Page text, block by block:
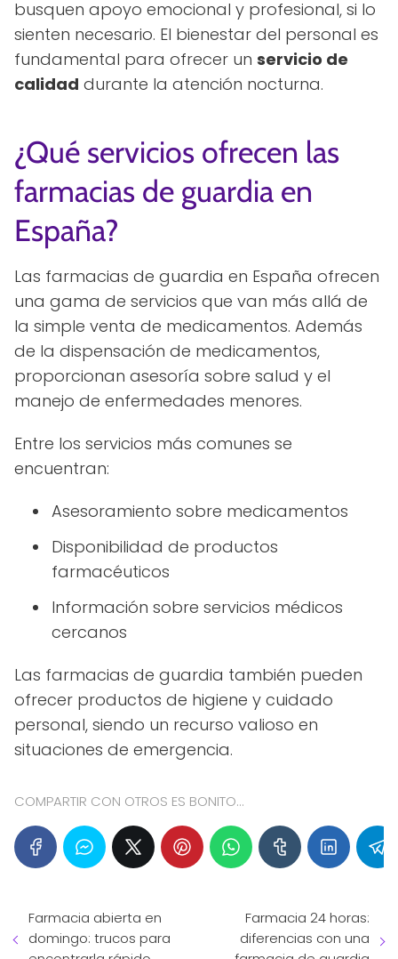
busquen apoyo emocional y profesional, si lo
sienten necesario. El bienestar del personal es
fundamental para ofrecer un servicio de
calidad durante la atención nocturna.
¿Qué servicios ofrecen las
farmacias de guardia en
España?
Las farmacias de guardia en España ofrecen
una gama de servicios que van más allá de
la simple venta de medicamentos. Además
de la dispensación de medicamentos,
proporcionan asesoría sobre salud y el
manejo de enfermedades menores.
Entre los servicios más comunes se
encuentran:
Asesoramiento sobre medicamentos
Disponibilidad de productos
farmacéuticos
Información sobre servicios médicos
cercanos
Las farmacias de guardia también pueden
ofrecer productos de higiene y cuidado
personal, siendo un recurso valioso en
situaciones de emergencia.
COMPARTIR CON OTROS ES BONITO...
Farmacia abierta en
domingo: trucos para
Farmacia 24 horas:
diferencias con una